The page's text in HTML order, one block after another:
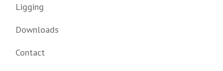
Ligging
Downloads
Contact